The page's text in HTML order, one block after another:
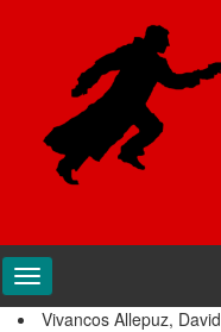
Vivancos Allepuz, David